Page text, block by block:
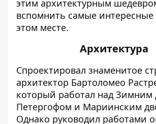
этим архитектурным
вспомнить самые интересные
этом месте.
Архитектура
Спроектировал знаменитое
архитектор Бартоломео
который работал над Зимним
Петергофом и Мариинским
Однако руководил работами